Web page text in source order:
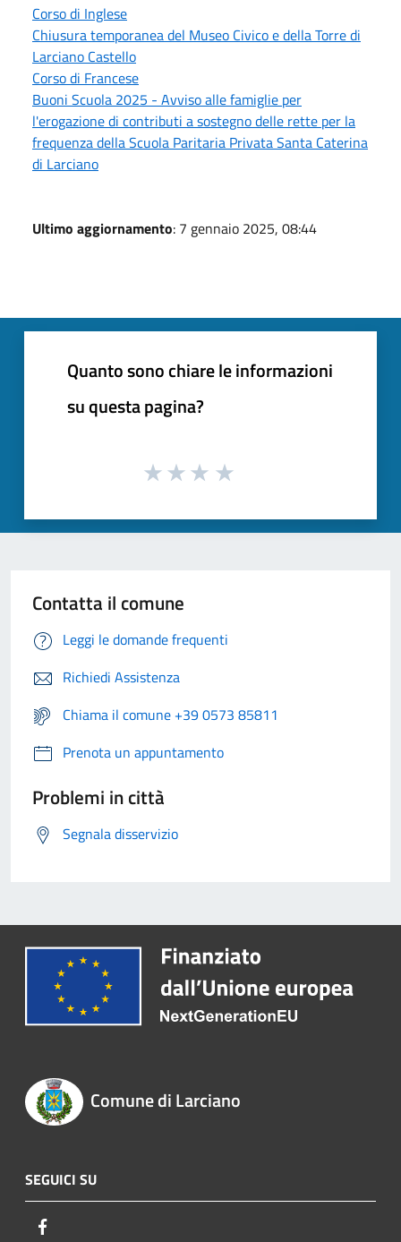
Corso di Inglese
Chiusura temporanea del Museo Civico e della Torre di
Larciano Castello
Corso di Francese
Buoni Scuola 2025 - Avviso alle famiglie per
l'erogazione di contributi a sostegno delle rette per la
frequenza della Scuola Paritaria Privata Santa Caterina
di Larciano
Ultimo aggiornamento: 7 gennaio 2025, 08:44
Quanto sono chiare le informazioni
su questa pagina?
Contatta il comune
Leggi le domande frequenti
Richiedi Assistenza
Chiama il comune +39 0573 85811
Prenota un appuntamento
Problemi in città
Segnala disservizio
Comune di Larciano
SEGUICI SU